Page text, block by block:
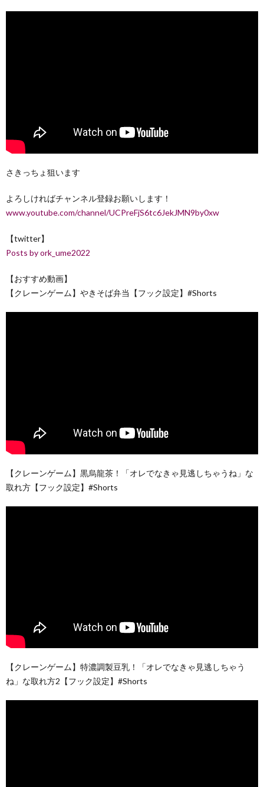
さきっちょ狙います
よろしければチャンネル登録お願いします！
www.youtube.com/channel/UCPreFjS6tc6JekJMN9by0xw
【twitter】
Posts by ork_ume2022
【おすすめ動画】
【クレーンゲーム】やきそば弁当【フック設定】#Shorts
【クレーンゲーム】黒烏龍茶！「オレでなきゃ見逃しちゃうね」な
取れ方【フック設定】#Shorts
【クレーンゲーム】特濃調製豆乳！「オレでなきゃ見逃しちゃう
ね」な取れ方2【フック設定】#Shorts